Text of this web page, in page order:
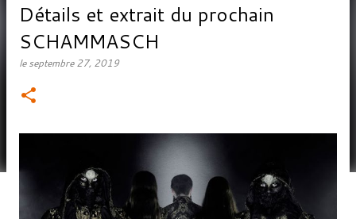
Détails et extrait du prochain
SCHAMMASCH
leseptembre 27, 2019